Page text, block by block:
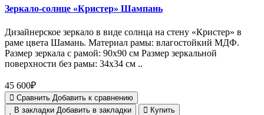
Зеркало-солнце «Кристер» Шампань
Дизайнерское зеркало в виде солнца на стену «Кристер» в
раме цвета Шамань. Материал рамы: влагостойкий МДФ.
Размер зеркала с рамой: 90х90 см Размер зеркальной
поверхности без рамы: 34х34 см ..
45 600₽
Сравнить Добавить к сравнению
В закладки Добавить в закладки Купить